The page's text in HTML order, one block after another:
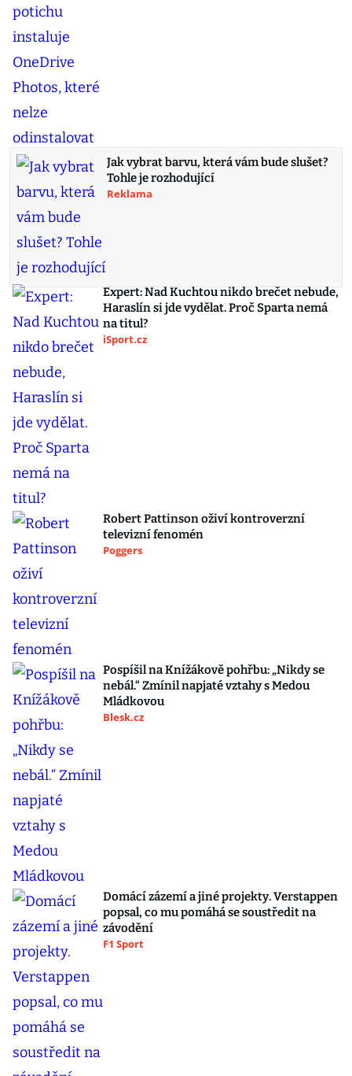
Jak vybrat barvu, která vám bude slušet?
Tohle je rozhodující
Reklama
Expert: Nad Kuchtou nikdo brečet nebude,
Haraslín si jde vydělat. Proč Sparta nemá
na titul?
iSport.cz
Robert Pattinson oživí kontroverzní
televizní fenomén
Poggers
Pospíšil na Knížákově pohřbu: „Nikdy se
nebál.“ Zmínil napjaté vztahy s Medou
Mládkovou
Blesk.cz
Domácí zázemí a jiné projekty. Verstappen
popsal, co mu pomáhá se soustředit na
závodění
F1 Sport